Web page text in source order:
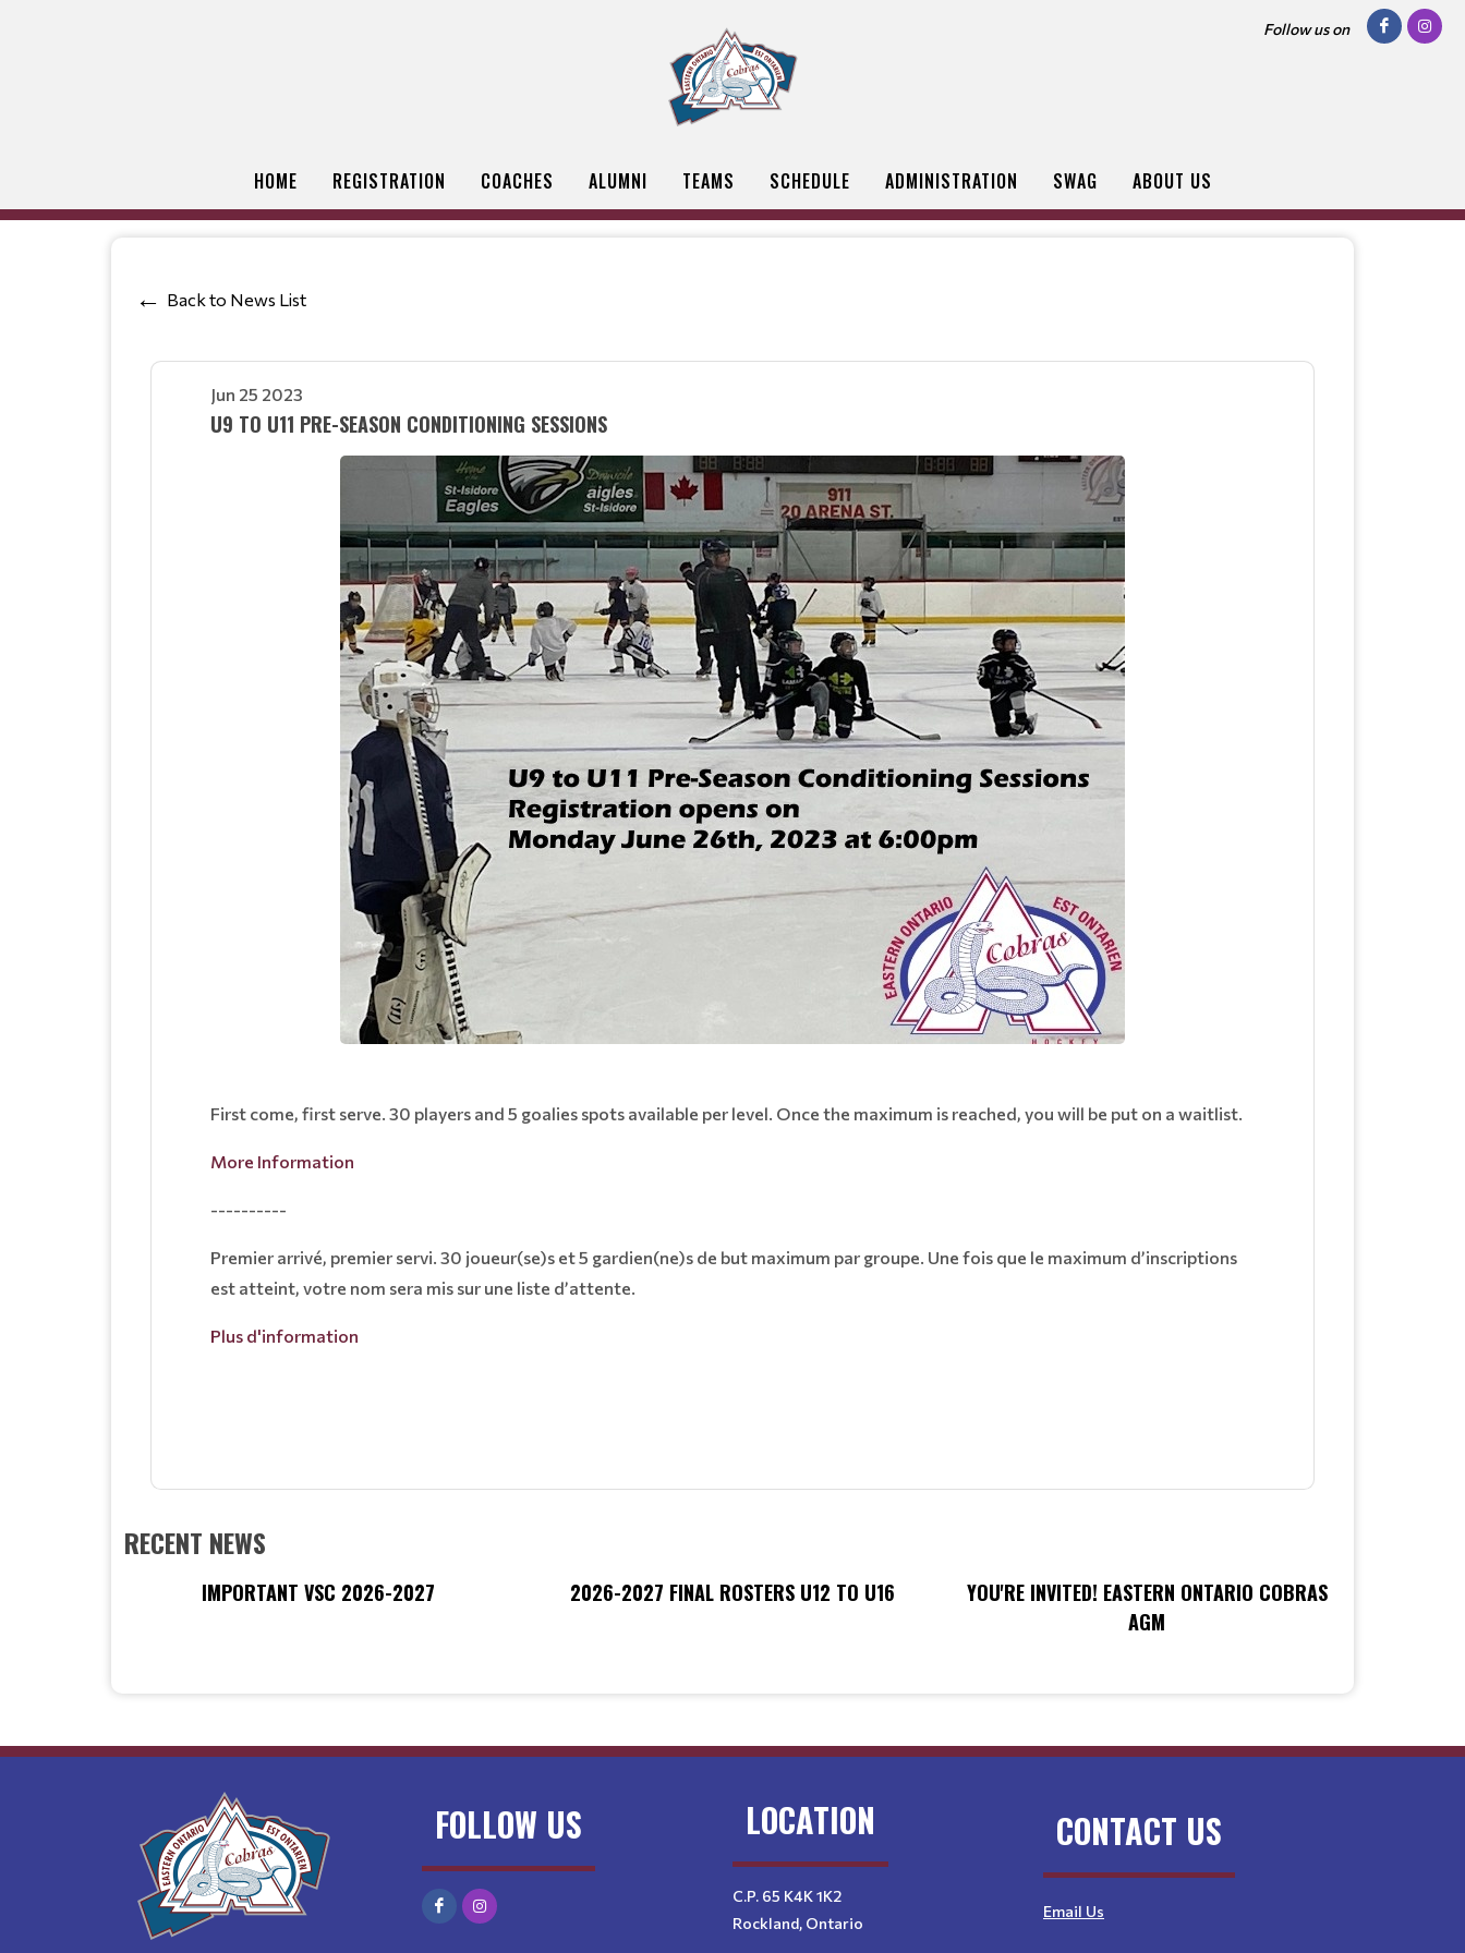
Follow us on
HOME REGISTRATION COACHES ALUMNI TEAMS SCHEDULE ADMINISTRATION SWAG ABOUT US
Back to News List
Jun 25 2023
U9 TO U11 PRE-SEASON CONDITIONING SESSIONS
First come, first serve. 30 players and 5 goalies spots available per level. Once the maximum is reached, you will be put on a waitlist.
More Information
----------
Premier arrivé, premier servi. 30 joueur(se)s et 5 gardien(ne)s de but maximum par groupe. Une fois que le maximum d’inscriptions
est atteint, votre nom sera mis sur une liste d’attente.
Plus d'information
RECENT NEWS
IMPORTANT VSC 2026-2027 2026-2027 FINAL ROSTERS U12 TO U16
YOU'RE INVITED! EASTERN ONTARIO COBRAS
AGM
FOLLOW US LOCATION
C.P. 65 K4K 1K2
Rockland, Ontario
CONTACT US
Email Us